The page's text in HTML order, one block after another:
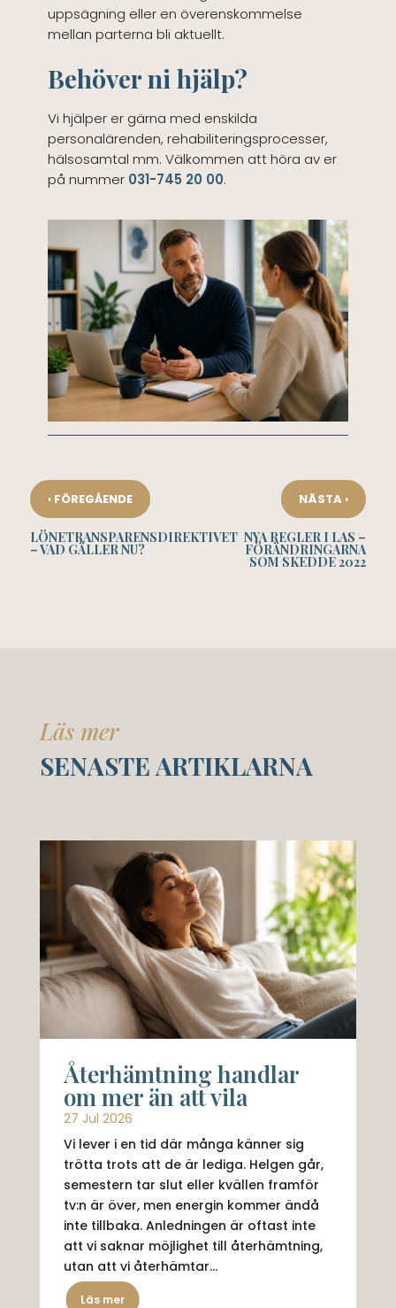
uppsägning eller en överenskommelse
mellan parterna bli aktuellt.
Behöver ni hjälp?
Vi hjälper er gärna med enskilda
personalärenden, rehabiliteringsprocesser,
hälsosamtal mm. Välkommen att höra av er
på nummer 031-745 20 00.
‹FÖREGÅENDE
LÖNETRANSPARENSDIREKTIVET
– VAD GÄLLER NU?
NÄSTA ›
NYA REGLER I LAS –
FÖRÄNDRINGARNA
SOM SKEDDE 2022
Läs mer
SENASTE ARTIKLARNA
Återhämtning handlar
om mer än att vila
27 Jul 2026
Vi lever i en tid där många känner sig
trötta trots att de är lediga. Helgen går,
semestern tar slut eller kvällen framför
tv:n är över, men energin kommer ändå
inte tillbaka. Anledningen är oftast inte
att vi saknar möjlighet till återhämtning,
utan att vi återhämtar...
Läs mer